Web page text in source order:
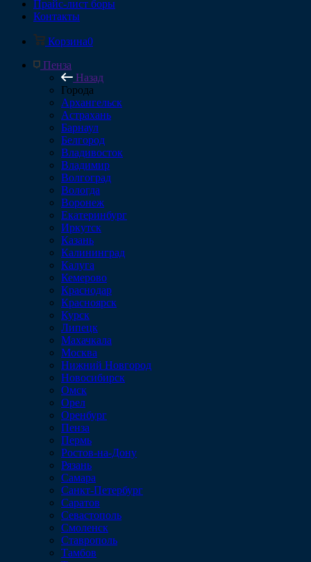
Прайс-лист боры
Контакты
Корзина0
Пенза
Назад
Города
Архангельск
Астрахань
Барнаул
Белгород
Владивосток
Владимир
Волгоград
Вологда
Воронеж
Екатеринбург
Иркутск
Казань
Калининград
Калуга
Кемерово
Краснодар
Красноярск
Курск
Липецк
Махачкала
Москва
Нижний Новгород
Новосибирск
Омск
Орел
Оренбург
Пенза
Пермь
Ростов-на-Дону
Рязань
Самара
Санкт-Петербург
Саратов
Севастополь
Смоленск
Ставрополь
Тамбов